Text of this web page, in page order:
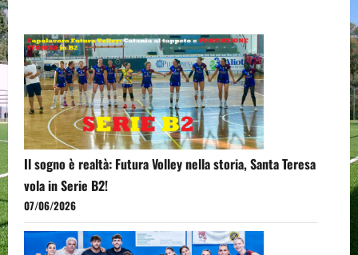
Il sogno è realtà: Futura Volley nella storia, Santa Teresa
vola in Serie B2!
07/06/2026